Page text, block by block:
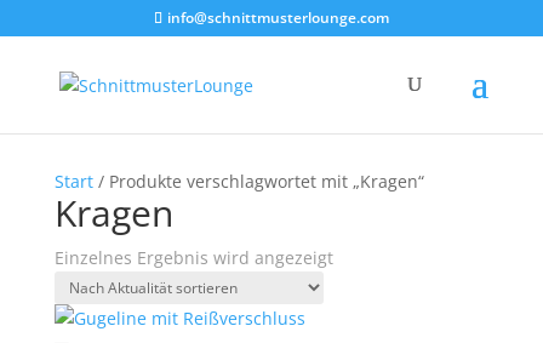
info@schnittmusterlounge.com
Start/ Produkte verschlagwortet mit „Kragen“
Kragen
Einzelnes Ergebnis wird angezeigt